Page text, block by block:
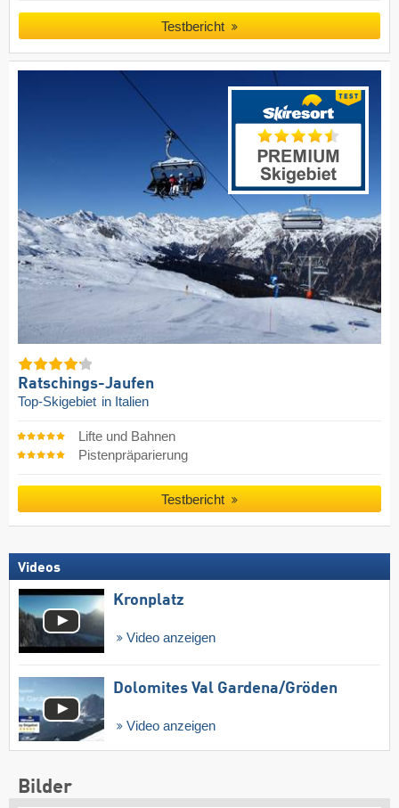
Testbericht
Ratschings-Jaufen
Top-Skigebiet in Italien
Lifte und Bahnen
Pistenpräparierung
Testbericht
Videos
Kronplatz
Video anzeigen
Dolomites Val Gardena/​Gröden
Video anzeigen
Bilder